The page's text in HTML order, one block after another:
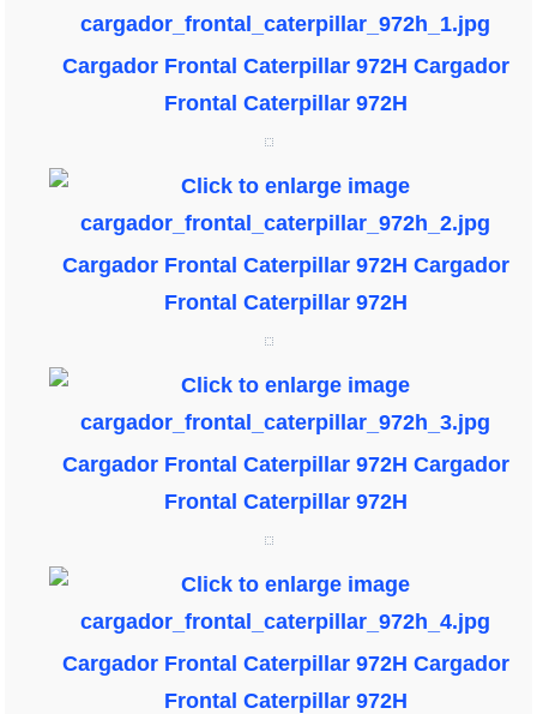
Cargador Frontal Caterpillar 972H Cargador
Frontal Caterpillar 972H
Cargador Frontal Caterpillar 972H Cargador
Frontal Caterpillar 972H
Cargador Frontal Caterpillar 972H Cargador
Frontal Caterpillar 972H
Cargador Frontal Caterpillar 972H Cargador
Frontal Caterpillar 972H